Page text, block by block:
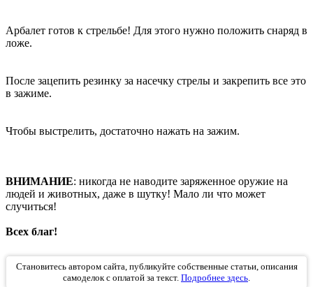
Арбалет готов к стрельбе! Для этого нужно положить снаряд в
ложе.
После зацепить резинку за насечку стрелы и закрепить все это
в зажиме.
Чтобы выстрелить, достаточно нажать на зажим.
ВНИМАНИЕ: никогда не наводите заряженное оружие на
людей и животных, даже в шутку! Мало ли что может
случиться!
Всех благ!
Становитесь автором сайта, публикуйте собственные статьи, описания
самоделок с оплатой за текст. Подробнее здесь.